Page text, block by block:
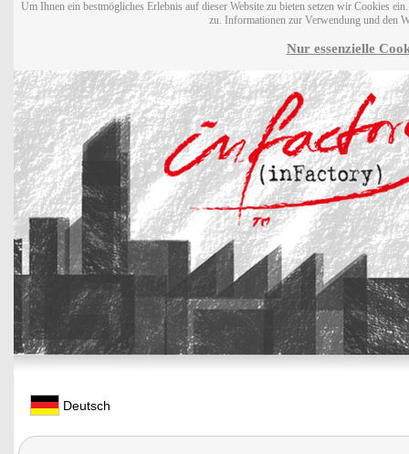
Um Ihnen ein bestmögliches Erlebnis auf dieser Website zu bieten setzen wir Cookies
zu. Informationen zur Verwendung und den
Nur essenzielle
Deutsch